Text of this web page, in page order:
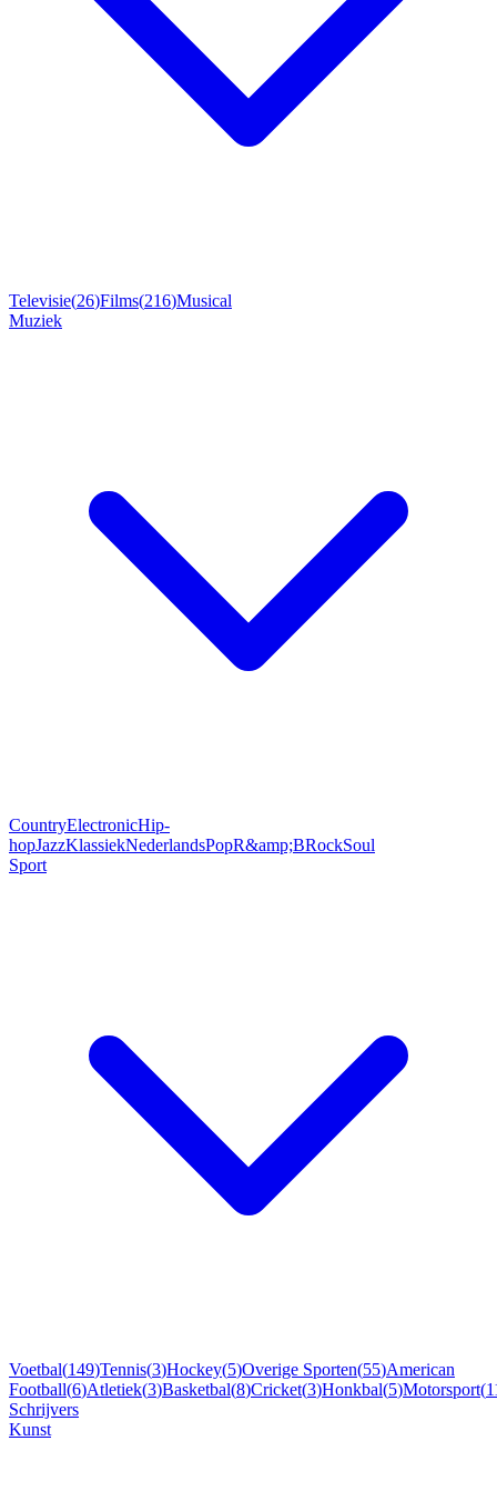
Televisie(26)Films(216)Musical
Muziek
CountryElectronicHip-
hopJazzKlassiekNederlandsPopR&amp;BRockSoul
Sport
Voetbal(149)Tennis(3)Hockey(5)Overige Sporten(55)American
Football(6)Atletiek(3)Basketbal(8)Cricket(3)Honkbal(5)Motorsport(
Schrijvers
Kunst